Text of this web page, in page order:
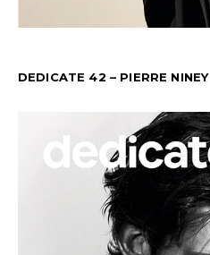
DEDICATE 42 – PIERRE NINEY